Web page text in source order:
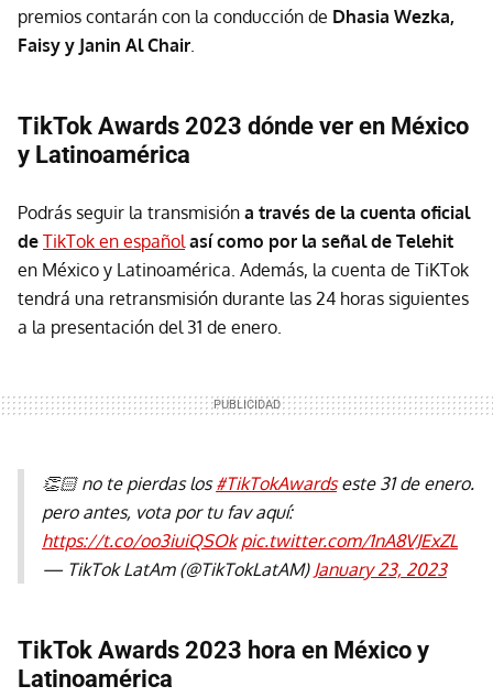
premios contarán con la conducción de Dhasia Wezka,
Faisy y Janin Al Chair
TikTok Awards 2023 dónde ver en México
y Latinoamérica
Podrás seguir la transmisión a través de la cuenta oficial
de TikTok en español así como por la señal de Telehit
en México y Latinoamérica. Además, la cuenta de TiKTok
tendrá una retransmisión durante las 24 horas siguientes
a la presentación del 31 de enero.
👏🏻 no te pierdas los#TikTokAwardseste 31 de enero.
pero antes, vota por tu fav aquí:
https://t.co/oo3iuiQSOk pic.twitter.com/1nA8VJExZL
— TikTok LatAm (@TikTokLatAM) January 23, 2023
TikTok Awards 2023 hora en México y
Latinoamérica